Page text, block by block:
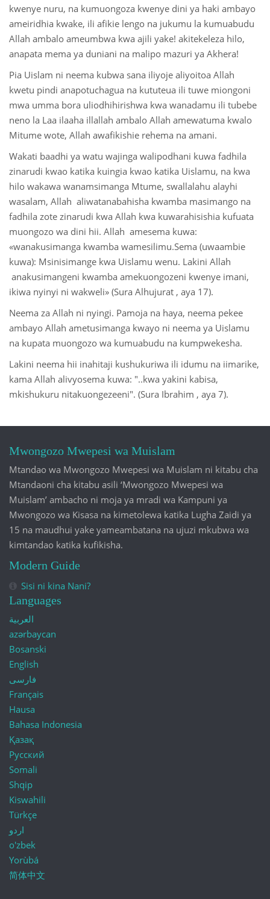
kwenye nuru, na kumuongoza kwenye dini ya haki ambayo
ameiridhia kwake, ili afikie lengo na jukumu la kumuabudu
Allah ambalo ameumbwa kwa ajili yake! akitekeleza hilo,
anapata mema ya duniani na malipo mazuri ya Akhera!
Pia Uislam ni neema kubwa sana iliyoje aliyoitoa Allah
kwetu pindi anapotuchagua na kututeua ili tuwe miongoni
mwa umma bora uliodhihirishwa kwa wanadamu ili tubebe
neno la Laa ilaaha illallah ambalo Allah amewatuma kwalo
Mitume wote, Allah awafikishie rehema na amani.
Wakati baadhi ya watu wajinga walipodhani kuwa fadhila
zinarudi kwao katika kuingia kwao katika Uislamu, na kwa
hilo wakawa wanamsimanga Mtume, swallalahu alayhi
wasalam, Allah aliwatanabahisha kwamba masimango na
fadhila zote zinarudi kwa Allah kwa kuwarahisishia kufuata
muongozo wa dini hii. Allah amesema kuwa:
«wanakusimanga kwamba wamesilimu.Sema (uwaambie
kuwa): Msinisimange kwa Uislamu wenu. Lakini Allah
anakusimangeni kwamba amekuongozeni kwenye imani,
ikiwa nyinyi ni wakweli» (Sura Alhujurat , aya 17).
Neema za Allah ni nyingi. Pamoja na haya, neema pekee
ambayo Allah ametusimanga kwayo ni neema ya Uislamu
na kupata muongozo wa kumuabudu na kumpwekesha.
Lakini neema hii inahitaji kushukuriwa ili idumu na iimarike,
kama Allah alivyosema kuwa: "..kwa yakini kabisa,
mkishukuru nitakuongezeeni". (Sura Ibrahim , aya 7).
Mwongozo Mwepesi wa Muislam
Mtandao wa Mwongozo Mwepesi wa Muislam ni kitabu cha
Mtandaoni cha kitabu asili ‘Mwongozo Mwepesi wa
Muislam’ ambacho ni moja ya mradi wa Kampuni ya
Mwongozo wa Kisasa na kimetolewa katika Lugha Zaidi ya
15 na maudhui yake yameambatana na ujuzi mkubwa wa
kimtandao katika kufikisha.
Modern Guide
Sisi ni kina Nani?
Languages
العربية
azərbaycan
Bosanski
English
فارسی
Français
Hausa
Bahasa Indonesia
Қазақ
Русский
Somali
Shqip
Kiswahili
Türkçe
اردو
o'zbek
Yorùbá
简体中文